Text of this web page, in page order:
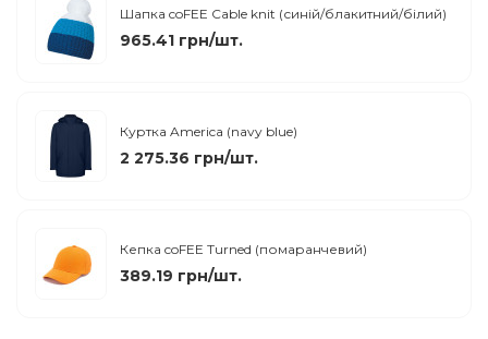
Шапка coFEE Cable knit (синій/блакитний/білий)
965.41 грн/шт.
Куртка America (navy blue)
2 275.36 грн/шт.
Кепка coFEE Turned (помаранчевий)
389.19 грн/шт.